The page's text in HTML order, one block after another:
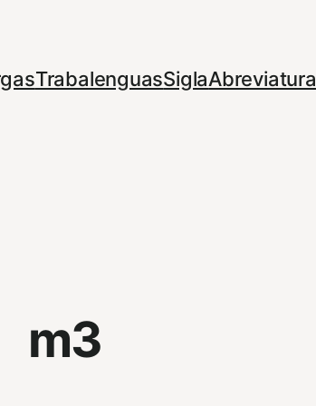
TrabalenguasSiglaAbreviatura
m3